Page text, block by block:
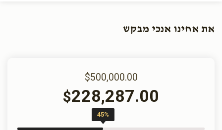
את אחינו אנכי מבקש
$500,000.00
$228,287.00
45%